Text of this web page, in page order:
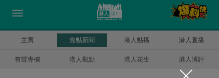
主頁 焦點新聞 港人點播 港人直播
有聲專欄 港人觀點 港人花生 港人博評